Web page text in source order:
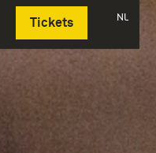
Tickets NL
Deutsch